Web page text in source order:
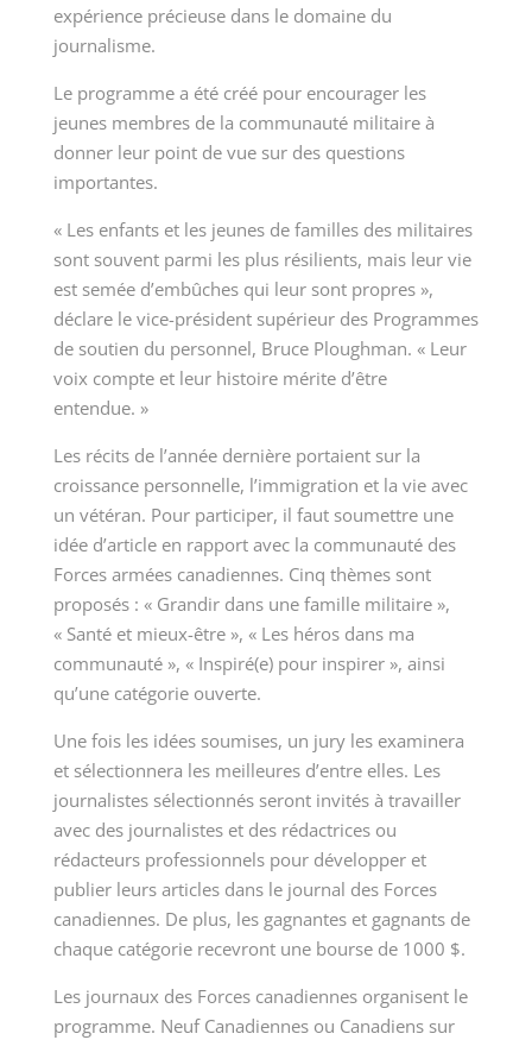
expérience précieuse dans le domaine du
journalisme.
Le programme a été créé pour encourager les
jeunes membres de la communauté militaire à
donner leur point de vue sur des questions
importantes.
« Les enfants et les jeunes de familles des militaires
sont souvent parmi les plus résilients, mais leur vie
est semée d’embûches qui leur sont propres »,
déclare le vice-président supérieur des Programmes
de soutien du personnel, Bruce Ploughman. « Leur
voix compte et leur histoire mérite d’être
entendue. »
Les récits de l’année dernière portaient sur la
croissance personnelle, l’immigration et la vie avec
un vétéran. Pour participer, il faut soumettre une
idée d’article en rapport avec la communauté des
Forces armées canadiennes. Cinq thèmes sont
proposés : « Grandir dans une famille militaire »,
« Santé et mieux-être », « Les héros dans ma
communauté », « Inspiré(e) pour inspirer », ainsi
qu’une catégorie ouverte.
Une fois les idées soumises, un jury les examinera
et sélectionnera les meilleures d’entre elles. Les
journalistes sélectionnés seront invités à travailler
avec des journalistes et des rédactrices ou
rédacteurs professionnels pour développer et
publier leurs articles dans le journal des Forces
canadiennes. De plus, les gagnantes et gagnants de
chaque catégorie recevront une bourse de 1000 $.
Les journaux des Forces canadiennes organisent le
programme. Neuf Canadiennes ou Canadiens sur